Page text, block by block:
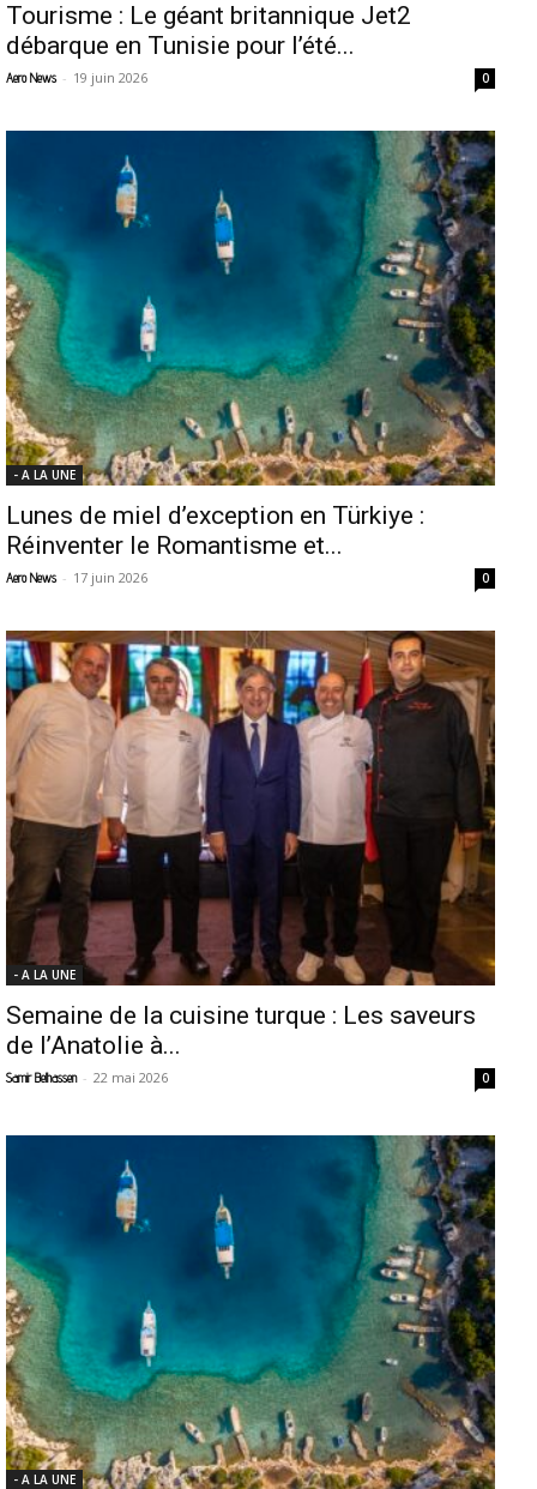
Tourisme : Le géant britannique Jet2
débarque en Tunisie pour l’été...
Aero News - 19 juin 2026 0
- A LA UNE
Lunes de miel d’exception en Türkiye :
Réinventer le Romantisme et...
Aero News - 17 juin 2026 0
- A LA UNE
Semaine de la cuisine turque : Les saveurs
de l’Anatolie à...
Samir Belhassen - 22 mai 2026 0
- A LA UNE